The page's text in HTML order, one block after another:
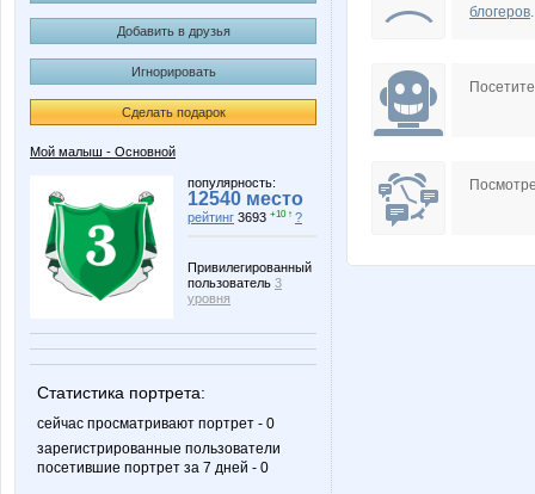
Добавить в друзья
Игнорировать
Сделать подарок
Мой малыш - Основной
популярность:
12540 место
рейтинг 3693 +10 ↑ ?
Привилегированный
пользователь 3
уровня
Статистика портрета:
сейчас просматривают портрет - 0
зарегистрированные пользователи
посетившие портрет за 7 дней - 0
In-visible
Lia85 MAPTA
блогеров.